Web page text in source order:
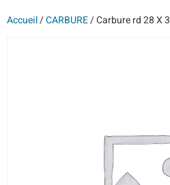
Accueil/CARBURE/ Carbure rd 28 X